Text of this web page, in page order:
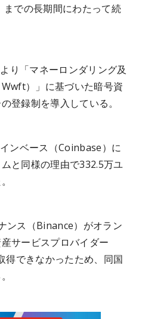
での長期間にわたって続
り「マネーロンダリング及
）」に基づいた暗号資
登録制を導入している。
ンベース（Coinbase）に
と同様の理由で332.5万ユ
ンス（Binance）がオラン
サービスプロバイダー
得できなかったため、同国